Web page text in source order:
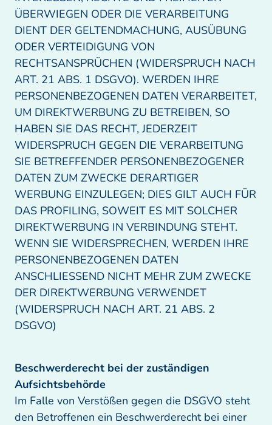
ÜBERWIEGEN ODER DIE VERARBEITUNG
DIENT DER GELTENDMACHUNG, AUSÜBUNG
ODER VERTEIDIGUNG VON
RECHTSANSPRÜCHEN (WIDERSPRUCH NACH
ART. 21 ABS. 1 DSGVO). WERDEN IHRE
PERSONENBEZOGENEN DATEN VERARBEITET,
UM DIREKTWERBUNG ZU BETREIBEN, SO
HABEN SIE DAS RECHT, JEDERZEIT
WIDERSPRUCH GEGEN DIE VERARBEITUNG
SIE BETREFFENDER PERSONENBEZOGENER
DATEN ZUM ZWECKE DERARTIGER
WERBUNG EINZULEGEN; DIES GILT AUCH FÜR
DAS PROFILING, SOWEIT ES MIT SOLCHER
DIREKTWERBUNG IN VERBINDUNG STEHT.
WENN SIE WIDERSPRECHEN, WERDEN IHRE
PERSONENBEZOGENEN DATEN
ANSCHLIESSEND NICHT MEHR ZUM ZWECKE
DER DIREKTWERBUNG VERWENDET
(WIDERSPRUCH NACH ART. 21 ABS. 2
DSGVO)
Beschwerderecht bei der zuständigen
Im Falle von Verstößen gegen die DSGVO steht
den Betroffenen ein Beschwerderecht bei einer